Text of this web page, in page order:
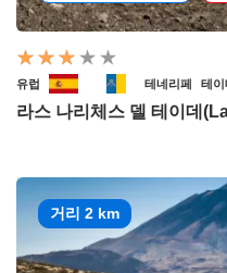
유럽 테네리페 테이
라스 나리체스 델 테이데
거리 2 km